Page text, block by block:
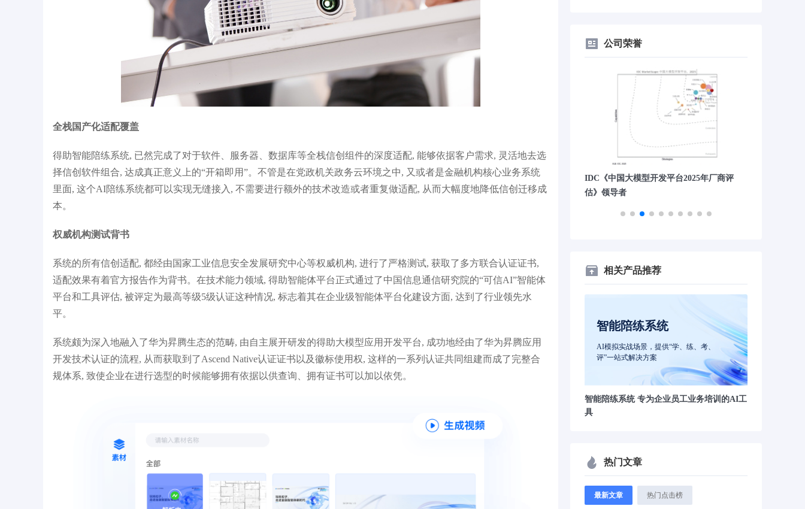
全栈国产化适配覆盖
得助智能陪练系统, 已然完成了对于软件、服务器、数据库等全栈信创组件的深度适配, 能够依据客户需求, 灵活地去选
择信创软件组合, 达成真正意义上的“开箱即用”。不管是在党政机关政务云环境之中, 又或者是金融机构核心业务系统
里面, 这个AI陪练系统都可以实现无缝接入, 不需要进行额外的技术改造或者重复做适配, 从而大幅度地降低信创迁移成
本。
权威机构测试背书
系统的所有信创适配, 都经由国家工业信息安全发展研究中心等权威机构, 进行了严格测试, 获取了多方联合认证证书,
适配效果有着官方报告作为背书。在技术能力领域, 得助智能体平台正式通过了中国信息通信研究院的“可信AI”智能体
平台和工具评估, 被评定为最高等级5级认证这种情况, 标志着其在企业级智能体平台化建设方面, 达到了行业领先水
平。
系统颇为深入地融入了华为昇腾生态的范畴, 由自主展开研发的得助大模型应用开发平台, 成功地经由了华为昇腾应用
开发技术认证的流程, 从而获取到了Ascend Native认证证书以及徽标使用权, 这样的一系列认证共同组建而成了完整合
规体系, 致使企业在进行选型的时候能够拥有依据以供查询、拥有证书可以加以依凭。
公司荣誉
信通院“大规模预训练模型技术和应用评估
方法-模型运营参编单位”
中国大模型平台私有化市场份额Top 4 北京市人工智能赋能行业发展典型案例
IDC《中国大模型开发平台2025年厂商评
估》领导者
相关产品推荐
智能陪练系统
AI模拟实战场景，提供“学、练、考、
评”一站式解决方案
智能陪练系统 专为企业员工业务培训的AI工
具
热门文章
最新文章 热门点击榜